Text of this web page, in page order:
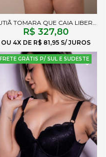
SUTIÃ TOMARA QUE CAIA LIBERTY PRETO
R$ 327,80
4X R$ 81,95
FRETE GRÁTIS P/ SUL E SUDESTE